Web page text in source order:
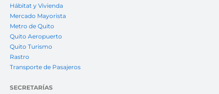
Hábitat y Vivienda
Mercado Mayorista
Metro de Quito
Quito Aeropuerto
Quito Turismo
Rastro
Transporte de Pasajeros
SECRETARÍAS